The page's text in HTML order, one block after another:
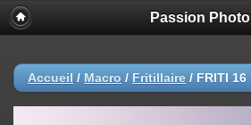
Passion Photo
Accueil / Macro / Fritillaire / FRITI 16